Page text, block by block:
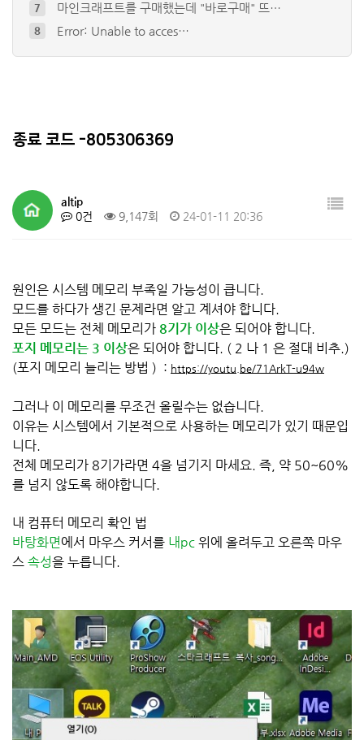
7 마인크래프트를 구매했는데 "바로구매" 뜨…
8 Error: Unable to acces…
종료 코드 -805306369
altip
0건
9,147회 24-01-11 20:36
원인은 시스템 메모리 부족일 가능성이 큽니다.
모드를 하다가 생긴 문제라면 알고 계셔야 합니다.
모든 모드는 전체 메모리가 8기가 이상은 되어야 합니다.
포지 메모리는 3 이상은 되어야 합니다. ( 2 나 1 은 절대 비추.)
(포지 메모리 늘리는 방법 ) : https://youtu.be/71ArkT-u94w
그러나 이 메모리를 무조건 올릴수는 없습니다.
이유는 시스템에서 기본적으로 사용하는 메모리가 있기 때문입
니다.
전체 메모리가 8기가라면 4을 넘기지 마세요. 즉, 약 50~60%
를 넘지 않도록 해야합니다.
내 컴퓨터 메모리 확인 법
바탕화면에서 마우스 커서를 내pc 위에 올려두고 오른쪽 마우
스 속성을 누릅니다.